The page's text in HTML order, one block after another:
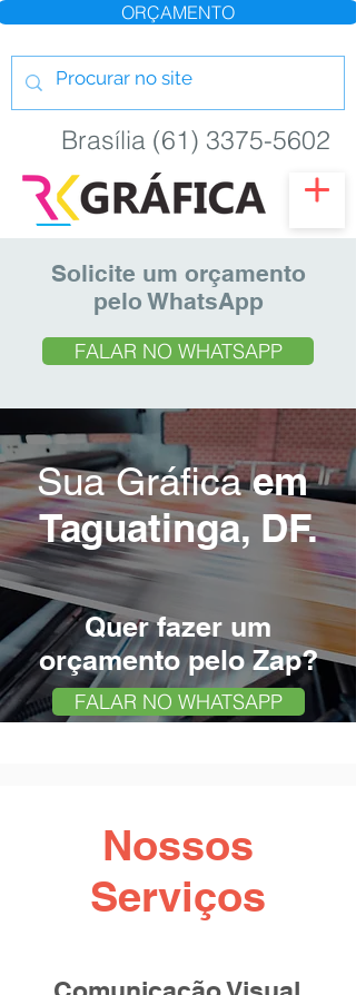
ORÇAMENTO
Brasília (61) 3375-5602
Solicite um orçamento
pelo WhatsApp
FALAR NO WHATSAPP
Sua Gráficaem
Taguatinga, DF.
Quer fazer um
orçamento pelo Zap?
FALAR NO WHATSAPP
Nossos
Serviços